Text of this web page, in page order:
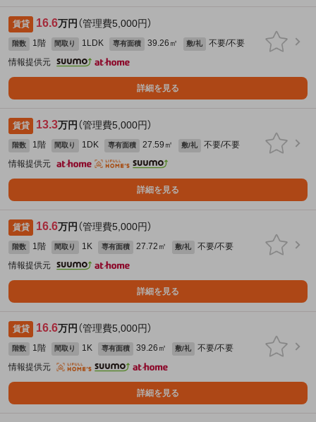
賃貸 16.6万円 （管理費5,000円）
階数 1階 間取り 1LDK 専有面積 39.26㎡ 敷/礼
不要/不要
情報提供元
詳細を見る
賃貸 13.3万円 （管理費5,000円）
階数 1階 間取り 1DK 専有面積 27.59㎡ 敷/礼
不要/不要
情報提供元
詳細を見る
賃貸 16.6万円 （管理費5,000円）
階数 1階 間取り 1K 専有面積 27.72㎡ 敷/礼
不要/不要
情報提供元
詳細を見る
賃貸 16.6万円 （管理費5,000円）
階数 1階 間取り 1K 専有面積 39.26㎡ 敷/礼
不要/不要
情報提供元
詳細を見る